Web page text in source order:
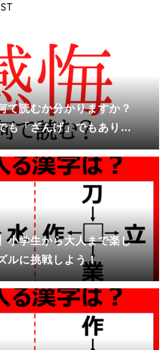
て読むか分かりますか？
も「ざんげ」でもありま
小学生から大人まで楽し
ルに挑戦しよう！